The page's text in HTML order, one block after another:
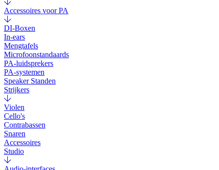
Accessoires voor PA
DI-Boxen
In-ears
Mengtafels
Microfoonstandaards
PA-luidsprekers
PA-systemen
Speaker Standen
Strijkers
Violen
Cello's
Contrabassen
Snaren
Accessoires
Studio